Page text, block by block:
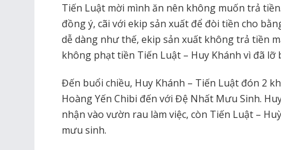
Tiến Luật mời mình ăn nên không muốn trả
đồng ý, cãi với ekip sản xuất để đòi tiền cho
dễ dàng như thế, ekip sản xuất không trả tiền
không phạt tiền Tiến Luật – Huy Khánh vì đã lỡ
Đến buổi chiều, Huy Khánh – Tiến Luật đón 2
Hoàng Yến Chibi đến với Đệ Nhất Mưu Sinh.
nhận vào vườn rau làm việc, còn Tiến Luật –
mưu sinh.